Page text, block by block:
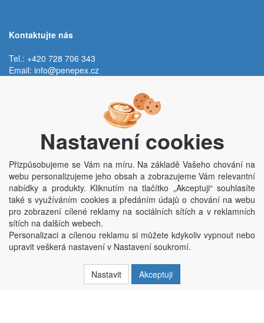
Kontaktujte nás
Tel.: +420 728 706 343
Email: info@penepex.cz
Trávník 2076, 686 03 Staré Město
Copyright © Penepex s.r.o. 2025, powered byABRA E-shop
Penepex s.r.o., Za Špicí 1798, 686 03 Staré Město; IČO: 03220923; DIČ:
CZ03220923; zápis do obchodního rejstříku dne 22. 7. 2014, krajský soud v
Brně oddíl C, vložka 84002
Nastavení cookies
Přizpůsobujeme se Vám na míru. Na základě Vašeho chování na
webu personalizujeme jeho obsah a zobrazujeme Vám relevantní
nabídky a produkty. Kliknutím na tlačítko „Akceptuji“ souhlasíte
také s využíváním cookies a předáním údajů o chování na webu
pro zobrazení cílené reklamy na sociálních sítích a v reklamních
sítích na dalších webech.
Personalizaci a cílenou reklamu si můžete kdykoliv vypnout nebo
upravit veškerá nastavení v Nastavení soukromí.
Nastavit Akceptuji